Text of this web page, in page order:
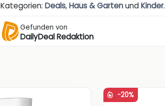
Kategorien:Deals,Haus & GartenundKinder.
Gefunden von
DailyDeal Redaktion
-20%